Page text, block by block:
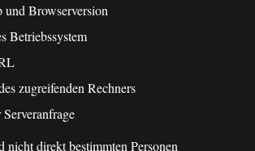
und Browserversion
Betriebssystem
zugreifenden Rechners
nicht direkt bestimmten Personen